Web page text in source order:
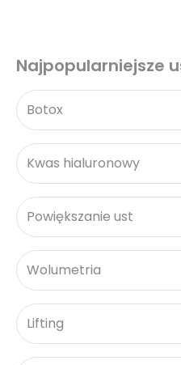
Najpopularniejsze
Botox
Kwas hialuronowy
Powiększanie ust
Wolumetria
Lifting